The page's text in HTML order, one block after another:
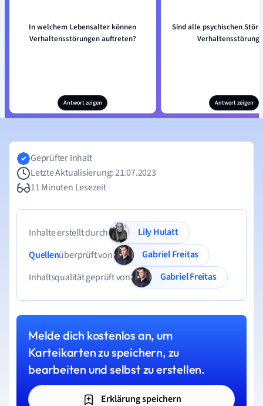
In welchem Lebensalter können
Verhaltensstörungen auftreten?
Antwort zeigen
Sind alle psychischen
Antwort zeigen
Geprüfter Inhalt
Letzte Aktualisierung: 21.07.2023
11 Minuten Lesezeit
Inhalte erstellt durch
Lily Hulatt
Quellenüberprüft von
Gabriel Freitas
Inhaltsqualität geprüft von
Gabriel Freitas
Melde dich kostenlos an, um
Karteikarten zu speichern, zu
bearbeiten und selbst zu erstellen.
Erklärung speichern